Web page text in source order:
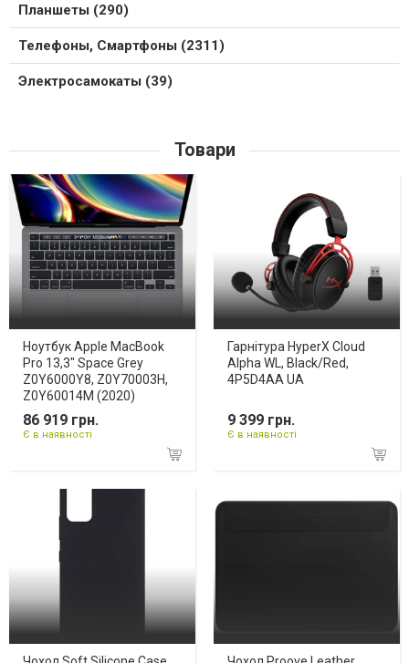
Планшеты (290)
Телефоны, Смартфоны (2311)
Электросамокаты (39)
Товари
Ноутбук Apple MacBook
Pro 13,3" Space Grey
Z0Y6000Y8, Z0Y70003H,
Z0Y60014M (2020)
86 919 грн.
Є в наявності
Гарнітура HyperX Cloud
Alpha WL, Black/Red,
4P5D4AA UA
9 399 грн.
Є в наявності